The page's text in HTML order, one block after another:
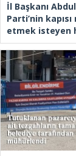
İl Başkanı
Parti’nin
etmek isteyen